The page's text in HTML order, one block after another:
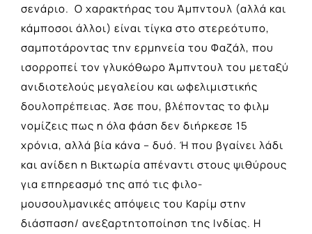
σενάριο. Ο χαρακτήρας του Άμπντουλ (αλλά και
κάμποσοι άλλοι) είναι τίγκα στο στερεότυπο,
σαμποτάροντας την ερμηνεία του Φαζάλ, που
ισορροπεί τον γλυκόθωρο Άμπντουλ του μεταξύ
ανιδιοτελούς μεγαλείου και ωφελιμιστικής
δουλοπρέπειας. Άσε που, βλέποντας το φιλμ
νομίζεις πως η όλα φάση δεν διήρκεσε 15
χρόνια, αλλά βία κάνα – δυό. Ή που βγαίνει λάδι
και ανίδεη η Βικτωρία απέναντι στους ψιθύρους
για επηρεασμό της από τις φιλο-
μουσουλμανικές απόψεις του Καρίμ στην
διάσπαση/ ανεξαρτητοποίηση της Ινδίας. Η